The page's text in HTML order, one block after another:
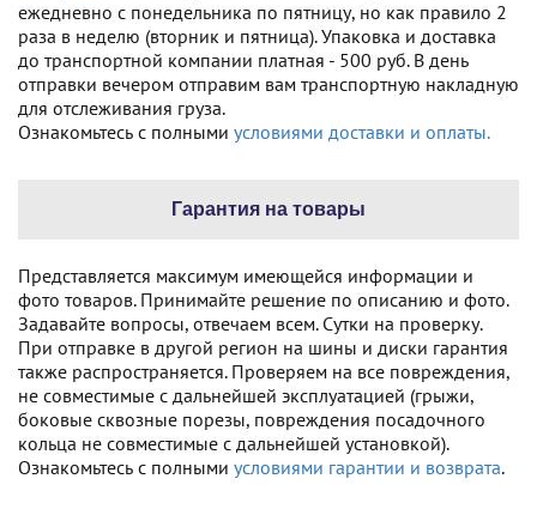
ежедневно с понедельника по пятницу, но как правило 2
раза в неделю (вторник и пятница). Упаковка и доставка
до транспортной компании платная - 500 руб. В день
отправки вечером отправим вам транспортную накладную
для отслеживания груза.
Ознакомьтесь с полными условиями доставки и оплаты.
Гарантия на товары
Представляется максимум имеющейся информации и
фото товаров. Принимайте решение по описанию и фото.
Задавайте вопросы, отвечаем всем. Сутки на проверку.
При отправке в другой регион на шины и диски гарантия
также распространяется. Проверяем на все повреждения,
не совместимые с дальнейшей эксплуатацией (грыжи,
боковые сквозные порезы, повреждения посадочного
кольца не совместимые с дальнейшей установкой).
Ознакомьтесь с полными условиями гарантии и возврата.